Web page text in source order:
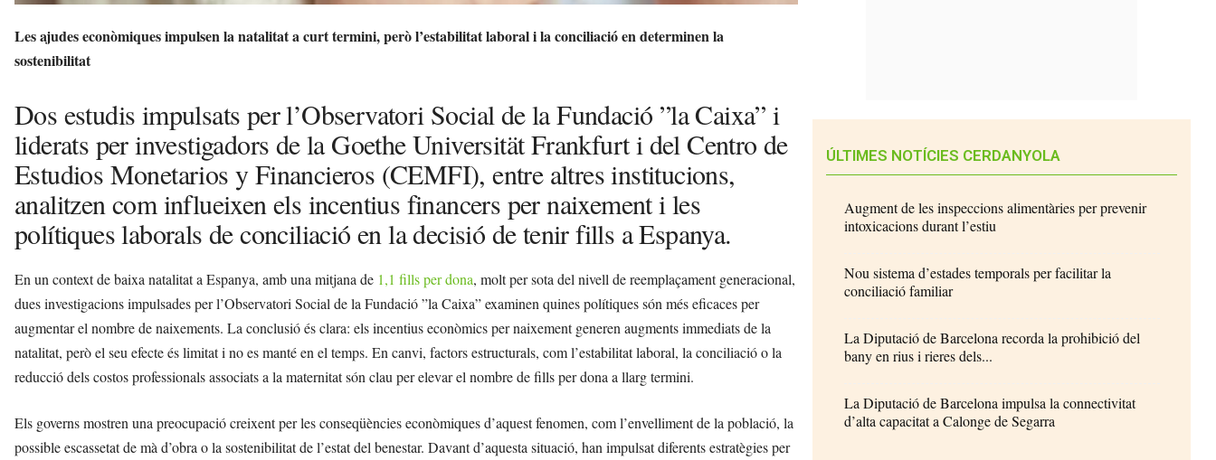
Les ajudes econòmiques impulsen la natalitat a curt termini, però l’estabilitat laboral i la conciliació en determinen la
sostenibilitat
Dos estudis impulsats per l’Observatori Social de la Fundació ”la Caixa” i
liderats per investigadors de la Goethe Universität Frankfurt i del Centro de
Estudios Monetarios y Financieros (CEMFI), entre altres institucions,
analitzen com influeixen els incentius financers per naixement i les
polítiques laborals de conciliació en la decisió de tenir fills a Espanya.
En un context de baixa natalitat a Espanya, amb una mitjana de 1,1 fills per dona, molt per sota del nivell de reemplaçament generacional,
dues investigacions impulsades per l’Observatori Social de la Fundació ”la Caixa” examinen quines polítiques són més eficaces per
augmentar el nombre de naixements. La conclusió és clara: els incentius econòmics per naixement generen augments immediats de la
natalitat, però el seu efecte és limitat i no es manté en el temps. En canvi, factors estructurals, com l’estabilitat laboral, la conciliació o la
reducció dels costos professionals associats a la maternitat són clau per elevar el nombre de fills per dona a llarg termini.
Els governs mostren una preocupació creixent per les conseqüències econòmiques d’aquest fenomen, com l’envelliment de la població, la
possible escassetat de mà d’obra o la sostenibilitat de l’estat del benestar. Davant d’aquesta situació, han impulsat diferents estratègies per
ÚLTIMES NOTÍCIES CERDANYOLA
Augment de les inspeccions alimentàries per prevenir
intoxicacions durant l’estiu
Nou sistema d’estades temporals per facilitar la
conciliació familiar
La Diputació de Barcelona recorda la prohibició del
bany en rius i rieres dels...
La Diputació de Barcelona impulsa la connectivitat
d’alta capacitat a Calonge de Segarra